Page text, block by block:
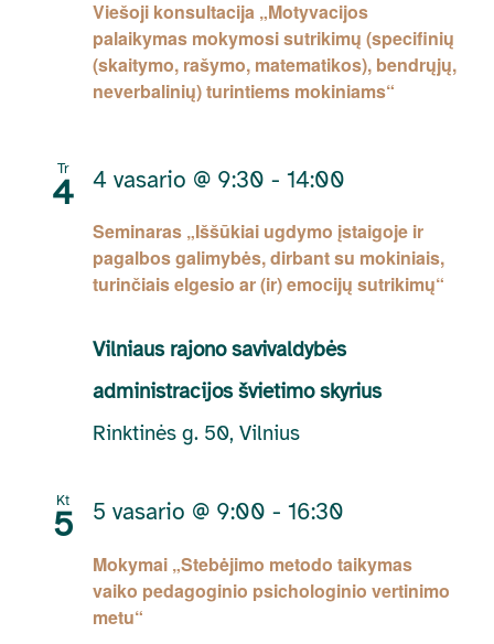
Viešoji konsultacija „Motyvacijos
palaikymas mokymosi sutrikimų (specifinių
(skaitymo, rašymo, matematikos), bendrųjų,
neverbalinių) turintiems mokiniams“
Tr
4
Seminaras „Iššūkiai ugdymo įstaigoje ir
pagalbos galimybės, dirbant su mokiniais,
turinčiais elgesio ar (ir) emocijų sutrikimų“
4 vasario @ 9:30 - 14:00
Vilniaus rajono savivaldybės
administracijos švietimo skyrius
Rinktinės g. 50, Vilnius
Kt
5
Mokymai „Stebėjimo metodo taikymas
vaiko pedagoginio psichologinio vertinimo
metu“
5 vasario @ 9:00 - 16:30